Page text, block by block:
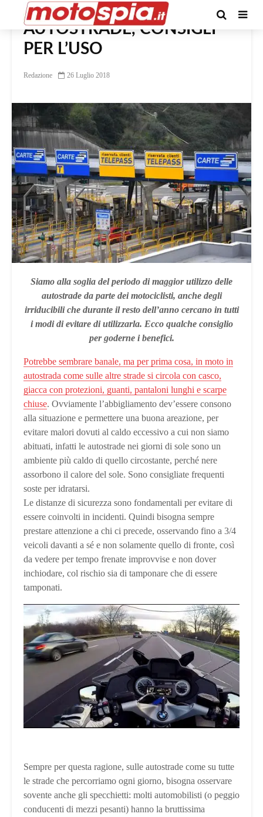
AUTOSTRADE, CONSIGLI
PER L’USO
Redazione 26 Luglio 2018
Siamo alla soglia del periodo di maggior utilizzo delle
autostrade da parte dei motociclisti, anche degli
irriducibili che durante il resto dell’anno cercano in tutti
i modi di evitare di utilizzarla. Ecco qualche consiglio
per goderne i benefici.
Potrebbe sembrare banale, ma per prima cosa, in moto in
autostrada come sulle altre strade si circola con casco,
giacca con protezioni, guanti, pantaloni lunghi e scarpe
chiuse. Ovviamente l’abbigliamento dev’essere consono
alla situazione e permettere una buona areazione, per
evitare malori dovuti al caldo eccessivo a cui non siamo
abituati, infatti le autostrade nei giorni di sole sono un
ambiente più caldo di quello circostante, perché nere
assorbono il calore del sole. Sono consigliate frequenti
soste per idratarsi.
Le distanze di sicurezza sono fondamentali per evitare di
essere coinvolti in incidenti. Quindi bisogna sempre
prestare attenzione a chi ci precede, osservando fino a 3/4
veicoli davanti a sé e non solamente quello di fronte, così
da vedere per tempo frenate improvvise e non dover
inchiodare, col rischio sia di tamponare che di essere
tamponati.
Sempre per questa ragione, sulle autostrade come su tutte
le strade che percorriamo ogni giorno, bisogna osservare
sovente anche gli specchietti: molti automobilisti (o peggio
conducenti di mezzi pesanti) hanno la bruttissima